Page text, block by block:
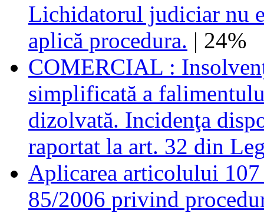
Lichidatorul judiciar nu
aplică procedura. | 24%
COMERCIAL :
simplificată a
dizolvată. Incidenţa
raportat la art. 32 din
Aplicarea articolului
85/2006 privind